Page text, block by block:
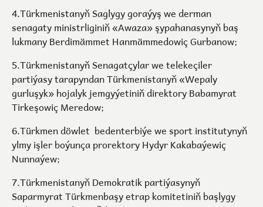
4.Türkmenistanyň Saglygy goraýyş we derman
senagaty ministrliginiň «Awaza» şypahanasynyň baş
lukmany Berdimämmet Hanmämmedowiç Gurbanow;
5.Türkmenistanyň Senagatçylar we telekeçiler
partiýasy tarapyndan Türkmenistanyň «Wepaly
gurluşyk» hojalyk jemgyýetiniň direktory Babamyrat
Tirkeşowiç Meredow;
6.Türkmen döwlet bedenterbiýe we sport institutynyň
ylmy işler boýunça prorektory Hydyr Kakabaýewiç
Nunnaýew;
7.Türkmenistanyň Demokratik partiýasynyň
Saparmyrat Türkmenbaşy etrap komitetiniň başlygy